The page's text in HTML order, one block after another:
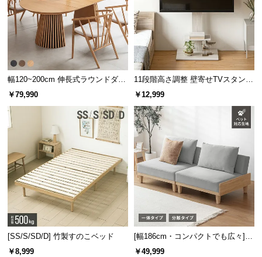
サ
ポ
ー
お
せ
ブ
ロ
業
幅120~200cm 伸長式ラウンドダイ
ニングテーブル 6人掛け 天然木突
￥79,990
11段階高さ調整 壁寄せTVスタンド
キャスター付き 上下左右角度調節
￥12,999
[SS/S/SD/D] 竹製すのこベッド
￥8,999
[幅186cm・コンパクトでも広々] 3
人掛けソファベッド リクライニン
￥49,999